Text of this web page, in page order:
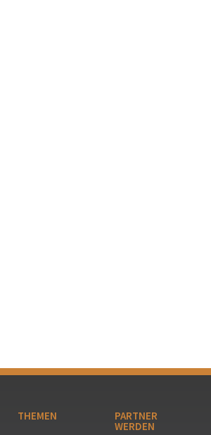
THEMEN PARTNER
WERDEN